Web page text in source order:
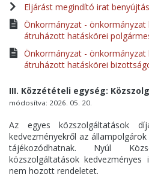
Eljárást megindító irat
Önkormányzat - önkormányzat
átruházott hatáskörei
Önkormányzat - önkormányzat
átruházott hatáskörei
III. Közzétételi egység:
módosítva: 2026. 05. 20.
Az egyes közszolgáltatások
kedvezményekről az
tájékozódhatnak. Nyúl
közszolgáltatások kedvezményes
nem hozott rendeletet.